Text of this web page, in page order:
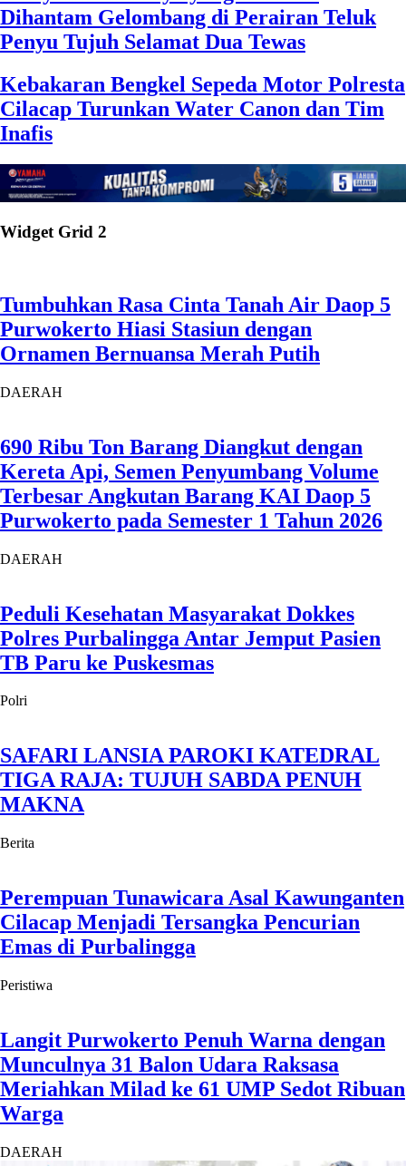
Dihantam Gelombang di Perairan Teluk
Penyu Tujuh Selamat Dua Tewas
Kebakaran Bengkel Sepeda Motor Polresta
Cilacap Turunkan Water Canon dan Tim
Inafis
Widget Grid 2
Tumbuhkan Rasa Cinta Tanah Air Daop 5
Purwokerto Hiasi Stasiun dengan
Ornamen Bernuansa Merah Putih
DAERAH
690 Ribu Ton Barang Diangkut dengan
Kereta Api, Semen Penyumbang Volume
Terbesar Angkutan Barang KAI Daop 5
Purwokerto pada Semester 1 Tahun 2026
DAERAH
Peduli Kesehatan Masyarakat Dokkes
Polres Purbalingga Antar Jemput Pasien
TB Paru ke Puskesmas
Polri
SAFARI LANSIA PAROKI KATEDRAL
TIGA RAJA: TUJUH SABDA PENUH
MAKNA
Berita
Perempuan Tunawicara Asal Kawunganten
Cilacap Menjadi Tersangka Pencurian
Emas di Purbalingga
Peristiwa
Langit Purwokerto Penuh Warna dengan
Munculnya 31 Balon Udara Raksasa
Meriahkan Milad ke 61 UMP Sedot Ribuan
Warga
DAERAH